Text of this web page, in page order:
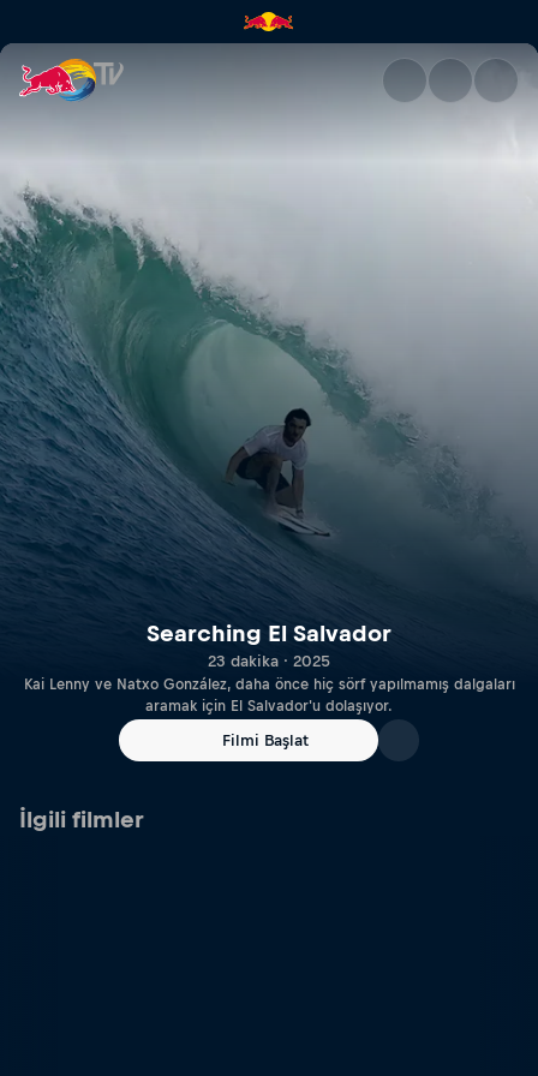
Searching El Salvador | Red
Searching El Salvador
23 dakika · 2025
Kai Lenny ve Natxo González, daha önce hiç sörf yapılmamış dalgaları
aramak için El Salvador'u dolaşıyor.
Filmi Başlat
İlgili filmler